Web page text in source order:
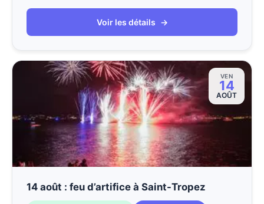
Voir les détails →
VEN
14
AOÛT
14 août : feu d’artifice à Saint-Tropez